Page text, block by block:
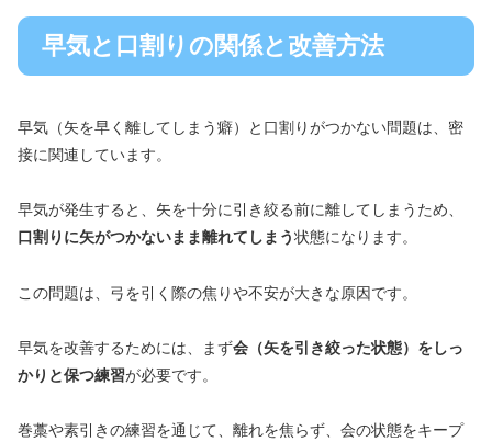
早気と口割りの関係と改善方法
早気（矢を早く離してしまう癖）と口割りがつかない問題は、密
接に関連しています。
早気が発生すると、矢を十分に引き絞る前に離してしまうため、
口割りに矢がつかないまま離れてしまう状態になります。
この問題は、弓を引く際の焦りや不安が大きな原因です。
早気を改善するためには、まず会（矢を引き絞った状態）をしっ
かりと保つ練習が必要です。
巻藁や素引きの練習を通じて、離れを焦らず、会の状態をキープ